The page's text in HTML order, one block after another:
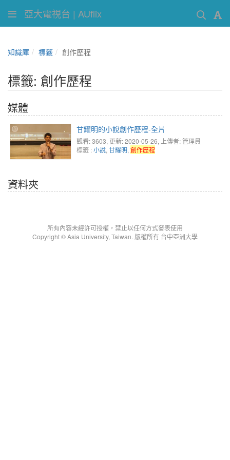
亞大電視台 | AUflix
知識庫 標籤 創作歷程
標籤: 創作歷程
媒體
甘耀明的小說創作歷程-全片
觀看: 3603, 更新: 2020-05-26, 上傳者: 管理員
標籤 :小說, 甘耀明, 創作歷程
資料夾
所有內容未經許可授權，禁止以任何方式發表使用
Copyright © Asia University, Taiwan. 版權所有 台中亞洲大學